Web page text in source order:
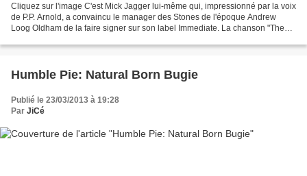
Cliquez sur l'image C'est Mick Jagger lui-même qui, impressionné par la voix
de P.P. Arnold, a convaincu le manager des Stones de l'époque Andrew
Loog Oldham de la faire signer sur son label Immediate. La chanson "The
Humble Pie: Natural Born Bugie
Publié le 23/03/2013 à 19:28
Par JiCé